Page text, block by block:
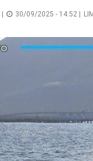
30/09/2025 - 14:52 |